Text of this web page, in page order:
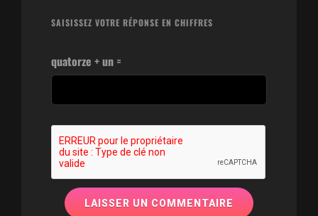
SAISISSEZ VOTRE RÉPONSE EN CHIFFRES
quatorze + un =